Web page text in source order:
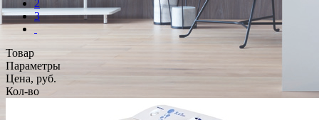
2
3
Товар
Параметры
Цена, руб.
Кол-во